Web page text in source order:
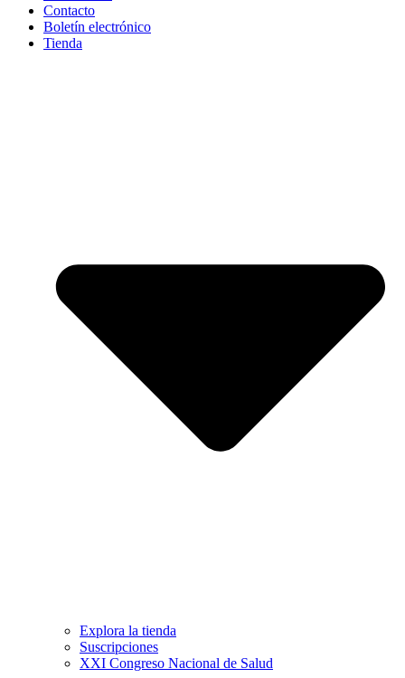
Contacto
Boletín electrónico
Tienda
Explora la tienda
Suscripciones
XXI Congreso Nacional de Salud